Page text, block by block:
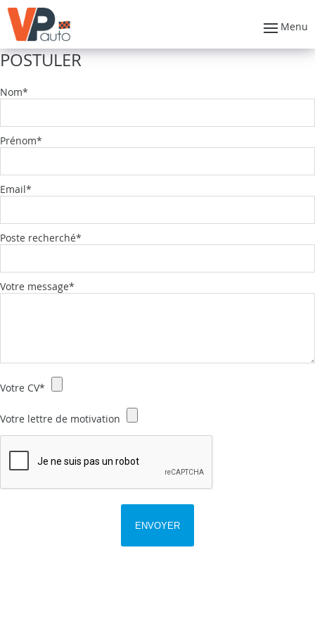
Menu
POSTULER
Nom
Prénom
Email
Poste recherché
Votre message
Votre CV
Votre lettre de motivation